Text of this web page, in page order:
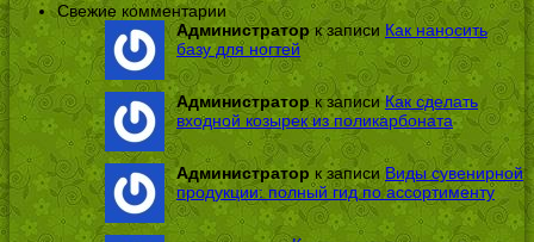
Свежие комментарии
Администраторк записи Как наносить
базу для ногтей
Администратор к записи Как сделать
входной козырек из поликарбоната
Администратор к записиВиды сувенирной
продукции: полный гид по ассортименту